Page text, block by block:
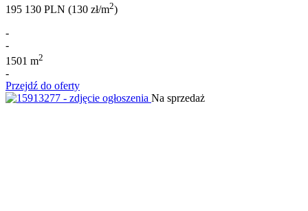
195 130 PLN (130 zł/m2)
-
-
1501 m2
-
Przejdź do oferty
Na sprzedaż